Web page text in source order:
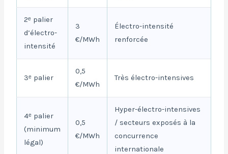
2ᵉ palier
d’électro-
intensité
3
€/MWh
Électro-intensité
renforcée
3ᵉ palier
0,5
€/MWh
Très électro-intensives
4ᵉ palier
(minimum
légal)
0,5
€/MWh
Hyper-électro-intensives
/ secteurs exposés à la
concurrence
internationale